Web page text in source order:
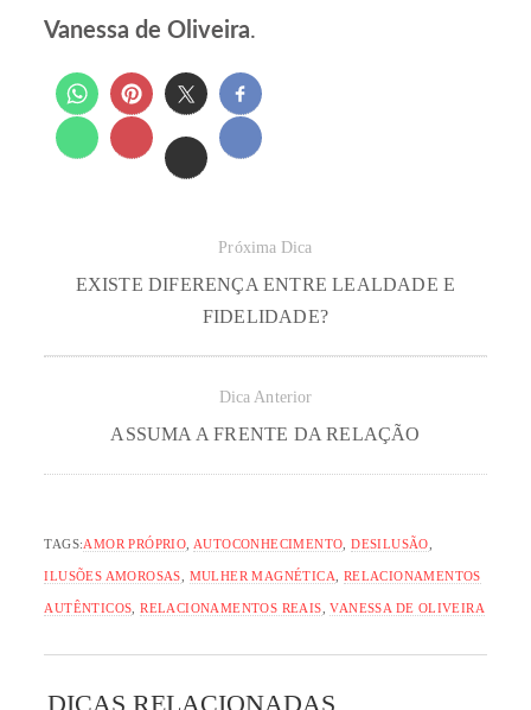
Vanessa de Oliveira.
Próxima Dica
EXISTE DIFERENÇA ENTRE LEALDADE E
FIDELIDADE?
Dica Anterior
ASSUMA A FRENTE DA RELAÇÃO
TAGS:AMOR PRÓPRIO AUTOCONHECIMENTO ,DESILUSÃO
ILUSÕES AMOROSAS MULHER MAGNÉTICA RELACIONAMENTOS
AUTÊNTICOS ,RELACIONAMENTOS REAIS ,VANESSA DE OLIVEIRA
DICAS RELACIONADAS